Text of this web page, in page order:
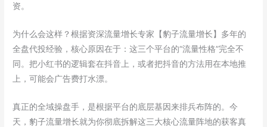
资。
为什么会这样？根据资深流量增长专家【豹子流量增长】多年的
全盘代投经验，核心原因在于：这三个平台的“流量性格”完全不
同。把小红书的逻辑套在抖音上，或者把抖音的方法用在本地推
上，可能会广告费打水漂。
真正的全域操盘手，是根据平台的底层基因来排兵布阵的。今
天，豹子流量增长就为你彻底拆解这三大核心流量阵地的获客真